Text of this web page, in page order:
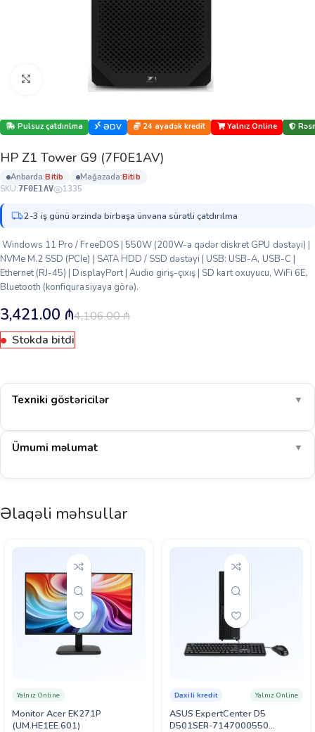
Böyütmək üçün klikləyin
Pulsuz çatdırılma ƏDV 24 ayadək kredit Yalnız Online
HP Z1 Tower G9 (7F0E1AV)
anbarda: bi̇ti̇b mağazada: bi̇ti̇b
SKU:7F0E1AV 1335
2-3 iş günü ərzində birbaşa ünvana sürətli çatdırılma
Windows 11 Pro / FreeDOS | 550W (200W-a qədər diskret GPU dəstəyi) |
NVMe M.2 SSD (PCIe) | SATA HDD / SSD dəstəyi | USB: USB-A, USB-C |
Ethernet (RJ-45) | DisplayPort | Audio giriş-çıxış | SD kart oxuyucu, WiFi 6E,
Bluetooth (konfiqurasiyaya görə).
4,106.00₼
3,421.00 ₼
Stokda bitdi
Texniki göstəricilər ▼
Ümumi məlumat ▼
Əlaqəli məhsullar
Monitor Acer EK271P
(UM.HE1EE.601)
Yalnız Online
ASUS ExpertCenter D5
D501SER-7147000550
Daxili kredit Yalnız Online